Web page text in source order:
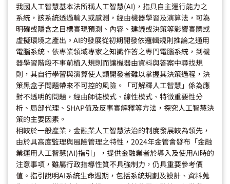
我國人工智慧基本法所稱人工智慧(AI)，指具自主運行能力之
系統，該系統透過輸入或感測，經由機器學習及演算法，可為
明確或隱含之目標實現預測、內容、建議或決策等影響實體或
虛擬環境之產出。AI的發展從初期開發依邏輯規則推論之通用
電腦系統、依專業領域專家之知識作答之專門電腦系統，到機
器學習階段不事前植入規則而讓機器由資料與答案中尋找規
則，其自行學習與演算使人類開發者難以掌握其決策過程，決
策黑盒子問題帶來不可控的風險。「可解釋人工智慧」係為應
對不透明的問題，經由師徒模式、線性模式、特徵重要性分
析、局部代理、SHAP值及反事實解釋等方法，探究人工智慧決
策的主要因素。
相較於一般產業，金融業人工智慧法治的制度發展較為領先，
由於具高度監理與風險管理之特性，2024年金管會發布「金融
業運用人工智慧(AI)指引」，提供金融業者於導入及使用AI時的
注意事項，雖屬行政指導性質不具強制力，仍具重要參考價
值。指引說明AI系統生命週期，包括系統規劃及設計、資料蒐